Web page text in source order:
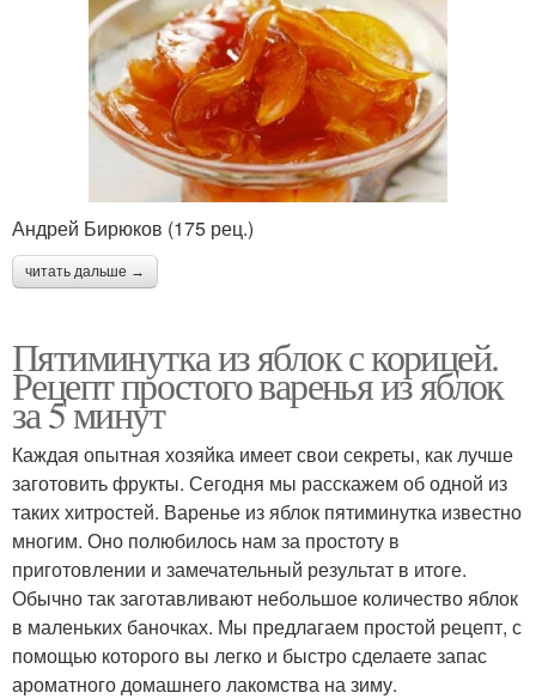
Андрей Бирюков (175 рец.)
читать дальше →
Пятиминутка из яблок с корицей.
Рецепт простого варенья из яблок
за 5 минут
Каждая опытная хозяйка имеет свои секреты, как лучше
заготовить фрукты. Сегодня мы расскажем об одной из
таких хитростей. Варенье из яблок пятиминутка известно
многим. Оно полюбилось нам за простоту в
приготовлении и замечательный результат в итоге.
Обычно так заготавливают небольшое количество яблок
в маленьких баночках. Мы предлагаем простой рецепт, с
помощью которого вы легко и быстро сделаете запас
ароматного домашнего лакомства на зиму.